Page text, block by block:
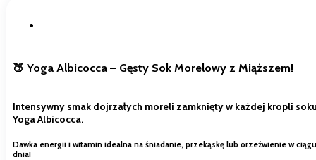
Gęsty
🍑 Yoga Albicocca – Gęsty Sok Morelowy z Miąższem!
Intensywny smak dojrzałych moreli zamknięty w każdej kropli
Yoga Albicocca.
Dawka energii i witamin idealna na śniadanie, przekąskę lub orzeźwienie w ciągu
dnia!